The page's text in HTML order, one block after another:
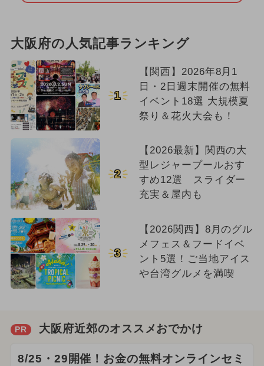
大阪府の人気記事ランキング
1
【関西】2026年8月1
日・2日週末開催の無料
イベント18選 大規模夏
祭り＆花火大会も！
2
【2026最新】関西の大
型レジャープールおす
すめ12選 スライダー
充実＆屋内も
3
【2026関西】8月のグル
メフェス＆フードイベ
ント5選！ご当地アイス
や台湾グルメを満喫
PR 大阪府近郊のオススメおでかけ
8/25・29開催！お金の無料オンラインセミ